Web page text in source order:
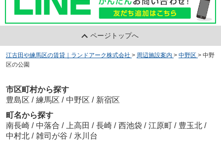
ページトップへ
江古田や練馬区の賃貸｜ランドアーク株式会社 > 周辺施設案内 > 中野区 > 中野
区の公園
市区町村から探す
豊島区 / 練馬区 / 中野区 / 新宿区
町名から探す
南長崎 / 中落合 / 上高田 / 長崎 / 西池袋 / 江原町 / 豊玉北 /
中村北 / 雑司が谷 / 氷川台